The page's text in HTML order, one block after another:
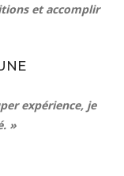
et accomplir
expérience, je
»